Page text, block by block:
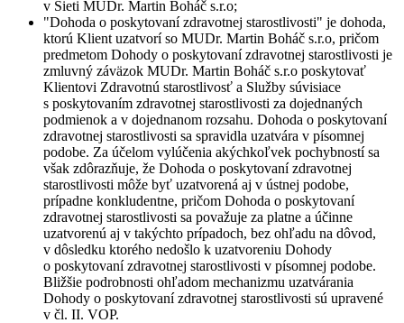
v Sieti MUDr. Martin Boháč s.r.o;
"Dohoda o poskytovaní zdravotnej starostlivosti" je dohoda,
ktorú Klient uzatvorí so MUDr. Martin Boháč s.r.o, pričom
predmetom Dohody o poskytovaní zdravotnej starostlivosti je
zmluvný záväzok MUDr. Martin Boháč s.r.o poskytovať
Klientovi Zdravotnú starostlivosť a Služby súvisiace
s poskytovaním zdravotnej starostlivosti za dojednaných
podmienok a v dojednanom rozsahu. Dohoda o poskytovaní
zdravotnej starostlivosti sa spravidla uzatvára v písomnej
podobe. Za účelom vylúčenia akýchkoľvek pochybností sa
však zdôrazňuje, že Dohoda o poskytovaní zdravotnej
starostlivosti môže byť uzatvorená aj v ústnej podobe,
prípadne konkludentne, pričom Dohoda o poskytovaní
zdravotnej starostlivosti sa považuje za platne a účinne
uzatvorenú aj v takýchto prípadoch, bez ohľadu na dôvod,
v dôsledku ktorého nedošlo k uzatvoreniu Dohody
o poskytovaní zdravotnej starostlivosti v písomnej podobe.
Bližšie podrobnosti ohľadom mechanizmu uzatvárania
Dohody o poskytovaní zdravotnej starostlivosti sú upravené
v čl. II. VOP.